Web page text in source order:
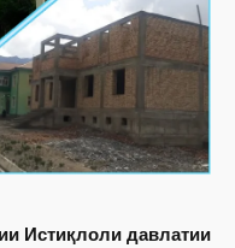
Истиқлоли давлатии